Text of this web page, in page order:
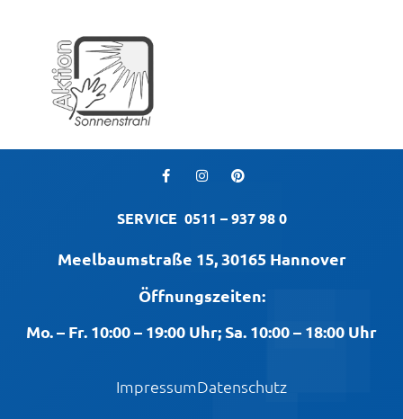
SERVICE 0511 – 937 98 0
Meelbaumstraße 15, 30165 Hannover
Öffnungszeiten:
Mo. – Fr. 10:00 – 19:00 Uhr; Sa. 10:00 – 18:00 Uhr
ImpressumDatenschutz